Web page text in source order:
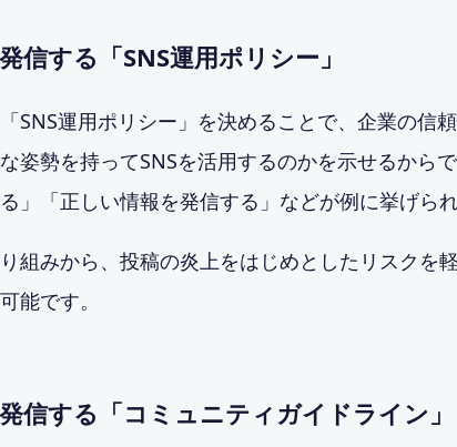
信する「SNS運用ポリシー」
SNS運用ポリシー」を決めることで、企業の信
姿勢を持ってSNSを活用するのかを示せるから
」「正しい情報を発信する」などが例に挙げられ
組みから、投稿の炎上をはじめとしたリスクを
能です。
信する「コミュニティガイドライン」